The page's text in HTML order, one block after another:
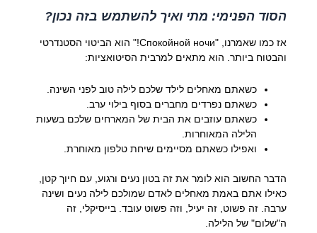
הסוד הפנימי: מתי ואיך להשתמש בזה נכון?
אז כמו שאמרנו, "Спокойной ночи!" הוא הביטוי הסטנדרטי
והבטוח ביותר. הוא מתאים למרבית הסיטואציות:
כשאתם מאחלים לילד שלכם לילה טוב לפני השינה.
כשאתם נפרדים מחברים בסוף בילוי ערב.
כשאתם עוזבים את הבית של המארחים שלכם בשעות
הלילה המאוחרות.
ואפילו כשאתם מסיימים שיחת טלפון מאוחרת.
הדבר החשוב הוא לומר את זה בטון נעים ורגוע, עם חיוך קטן,
כאילו אתם באמת מאחלים לאדם שמולכם לילה נעים ושינה
ערבה. זה פשוט, זה יעיל, וזה פשוט עובד. בייסיקלי, זה
ה"שלום" של הלילה.